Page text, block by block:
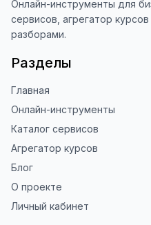
Благодарю за
использование
Онлайн-инструменты для
сервисов, агрегатор
разборами.
Разделы
Главная
Онлайн-инструменты
Каталог сервисов
Агрегатор курсов
Блог
О проекте
Личный кабинет